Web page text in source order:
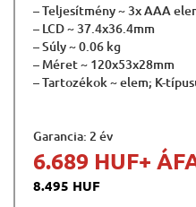
– Teljesítmény ~ 3x AAA
– LCD ~ 37.4x36.4mm
– Súly ~ 0.06 kg
– Méret ~ 120x53x28mm
– Tartozékok ~ elem; K-
Garancia: 2 év
6.689 HUF+
8.495 HUF